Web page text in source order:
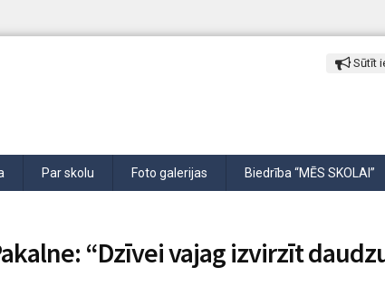
Sūtīt
Par skolu Foto galerijas Biedrība “MĒS SKOLAI”
“Dzīvei vajag izvirzīt